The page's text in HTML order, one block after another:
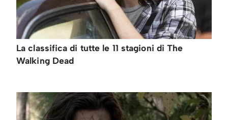
La classifica di tutte le 11 stagioni di The
Walking Dead